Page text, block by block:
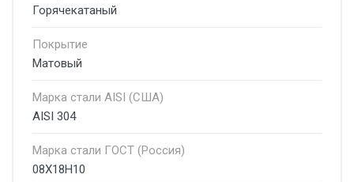
Горячекатаный
Покрытие
Матовый
Марка стали AISI (США)
AISI 304
Марка стали ГОСТ (Россия)
08Х18Н10